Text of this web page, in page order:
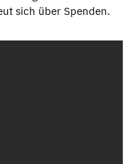
sich über Spenden.